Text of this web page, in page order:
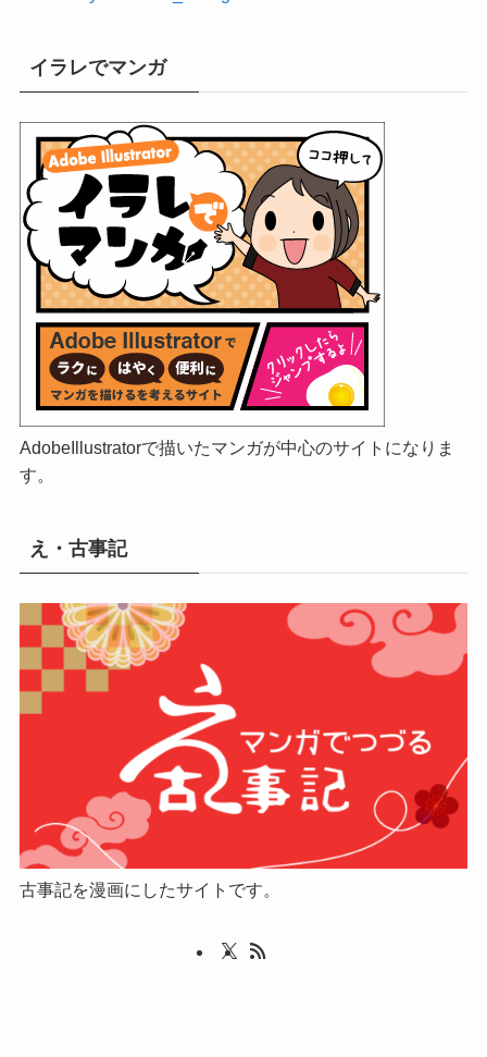
イラレでマンガ
AdobeIllustratorで描いたマンガが中心のサイトになりま
す。
え・古事記
古事記を漫画にしたサイトです。